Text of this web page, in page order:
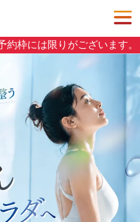
約枠には限りがございます。